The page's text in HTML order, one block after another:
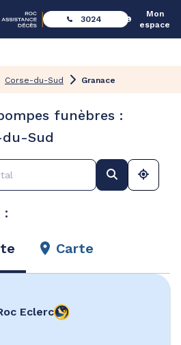
3024
Mon
espace
Corse-du-Sud Granace
funèbres :
Sud
:
Carte
Eclerc